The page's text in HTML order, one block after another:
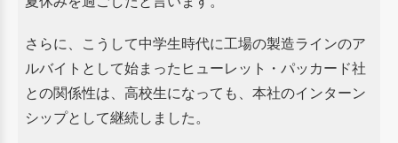
さらに、こうして中学生時代に工場の製造ラインのア
ルバイトとして始まったヒューレット・パッカード社
との関係性は、 高校生になっても、本社のインターン
シップとして継続しました。